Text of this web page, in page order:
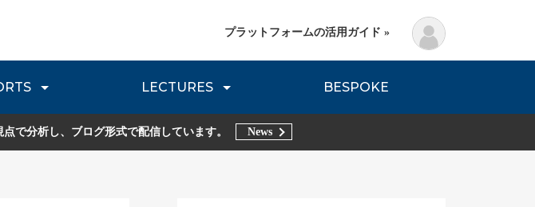
JOURNEY REVIEW DNVB REPORT TRIBE REPORTS
LECTURES
Planning Method
BESPOKE
プラットフォームの活用ガイド »
で分析し、ブログ形式で配信しています。 News